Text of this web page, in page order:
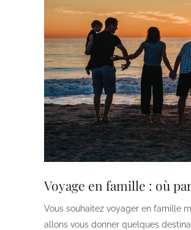
Voyage en famille : où
Vous souhaitez voyager en famille
allons vous donner quelques